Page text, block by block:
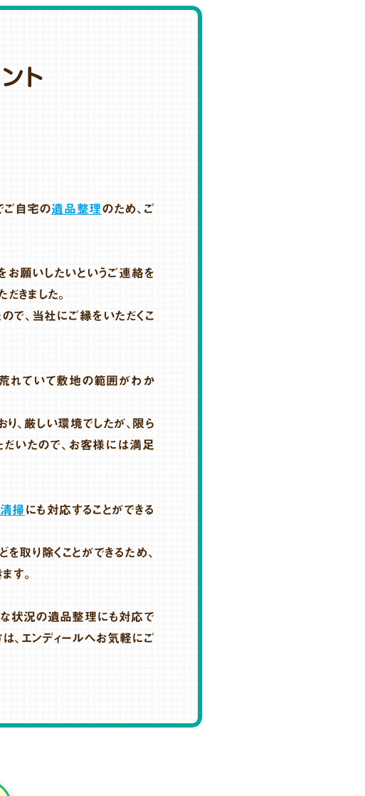
ト
ご自宅の遺品整理のため、ご
お願いしたいというご連絡を
きました。
で、当社にご縁をいただくこ
れていて敷地の範囲がわか
、厳しい環境でしたが、限ら
いたので、お客様には満足
掃 にも対応することができる
取り除くことができるため、
す。
な状況の遺品整理にも対応で
、エンディールへお気軽にご